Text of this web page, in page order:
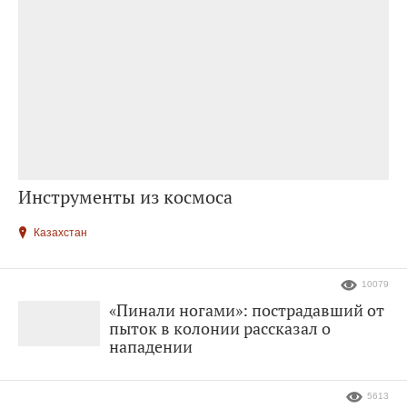
Инструменты из космоса
Казахстан
«Пинали ногами»: пострадавший от
пыток в колонии рассказал о
нападении
10079
5613